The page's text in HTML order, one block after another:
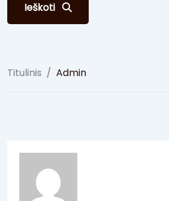
Ieškoti
Titulinis / Admin